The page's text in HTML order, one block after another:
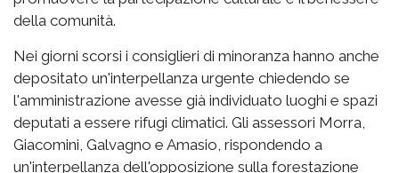
della comunità.
Nei giorni scorsi i consiglieri di minoranza hanno anche
depositato un'interpellanza urgente chiedendo se
l'amministrazione avesse già individuato luoghi e spazi
deputati a essere rifugi climatici. Gli assessori Morra,
Giacomini, Galvagno e Amasio, rispondendo a
un'interpellanza dell'opposizione sulla forestazione